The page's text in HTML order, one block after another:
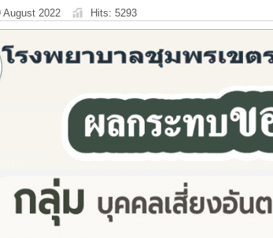
August 2022 Hits: 5293